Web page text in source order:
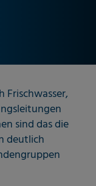
Frischwasser,
sind das die
deutlich